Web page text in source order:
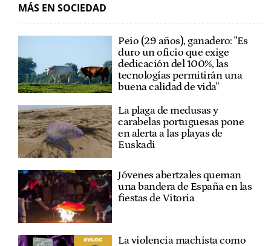
MÁS EN SOCIEDAD
Peio (29 años), ganadero: "Es
duro un oficio que exige
dedicación del 100%, las
tecnologías permitirán una
buena calidad de vida"
La plaga de medusas y
carabelas portuguesas pone
en alerta a las playas de
Euskadi
Jóvenes abertzales queman
una bandera de España en las
fiestas de Vitoria
La violencia machista como